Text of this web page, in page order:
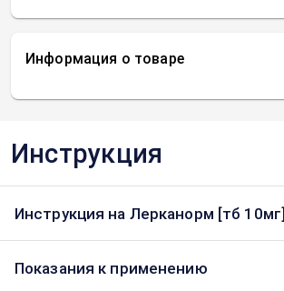
Информация о товаре
Инструкция
Инструкция на Лерканорм [тб 10мг]
Показания к применению